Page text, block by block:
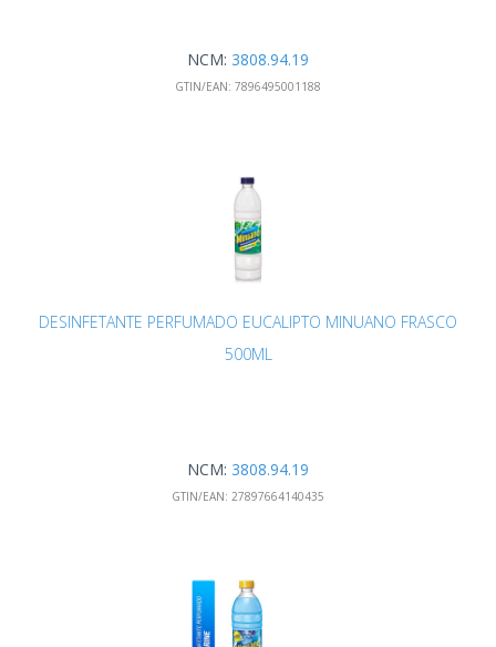
NCM: 3808.94.19
GTIN/EAN: 7896495001188
DESINFETANTE PERFUMADO EUCALIPTO MINUANO FRASCO
500ML
NCM: 3808.94.19
GTIN/EAN: 27897664140435